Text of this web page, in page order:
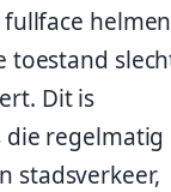
toestand
Dit is
regelmatig
stadsverkeer,